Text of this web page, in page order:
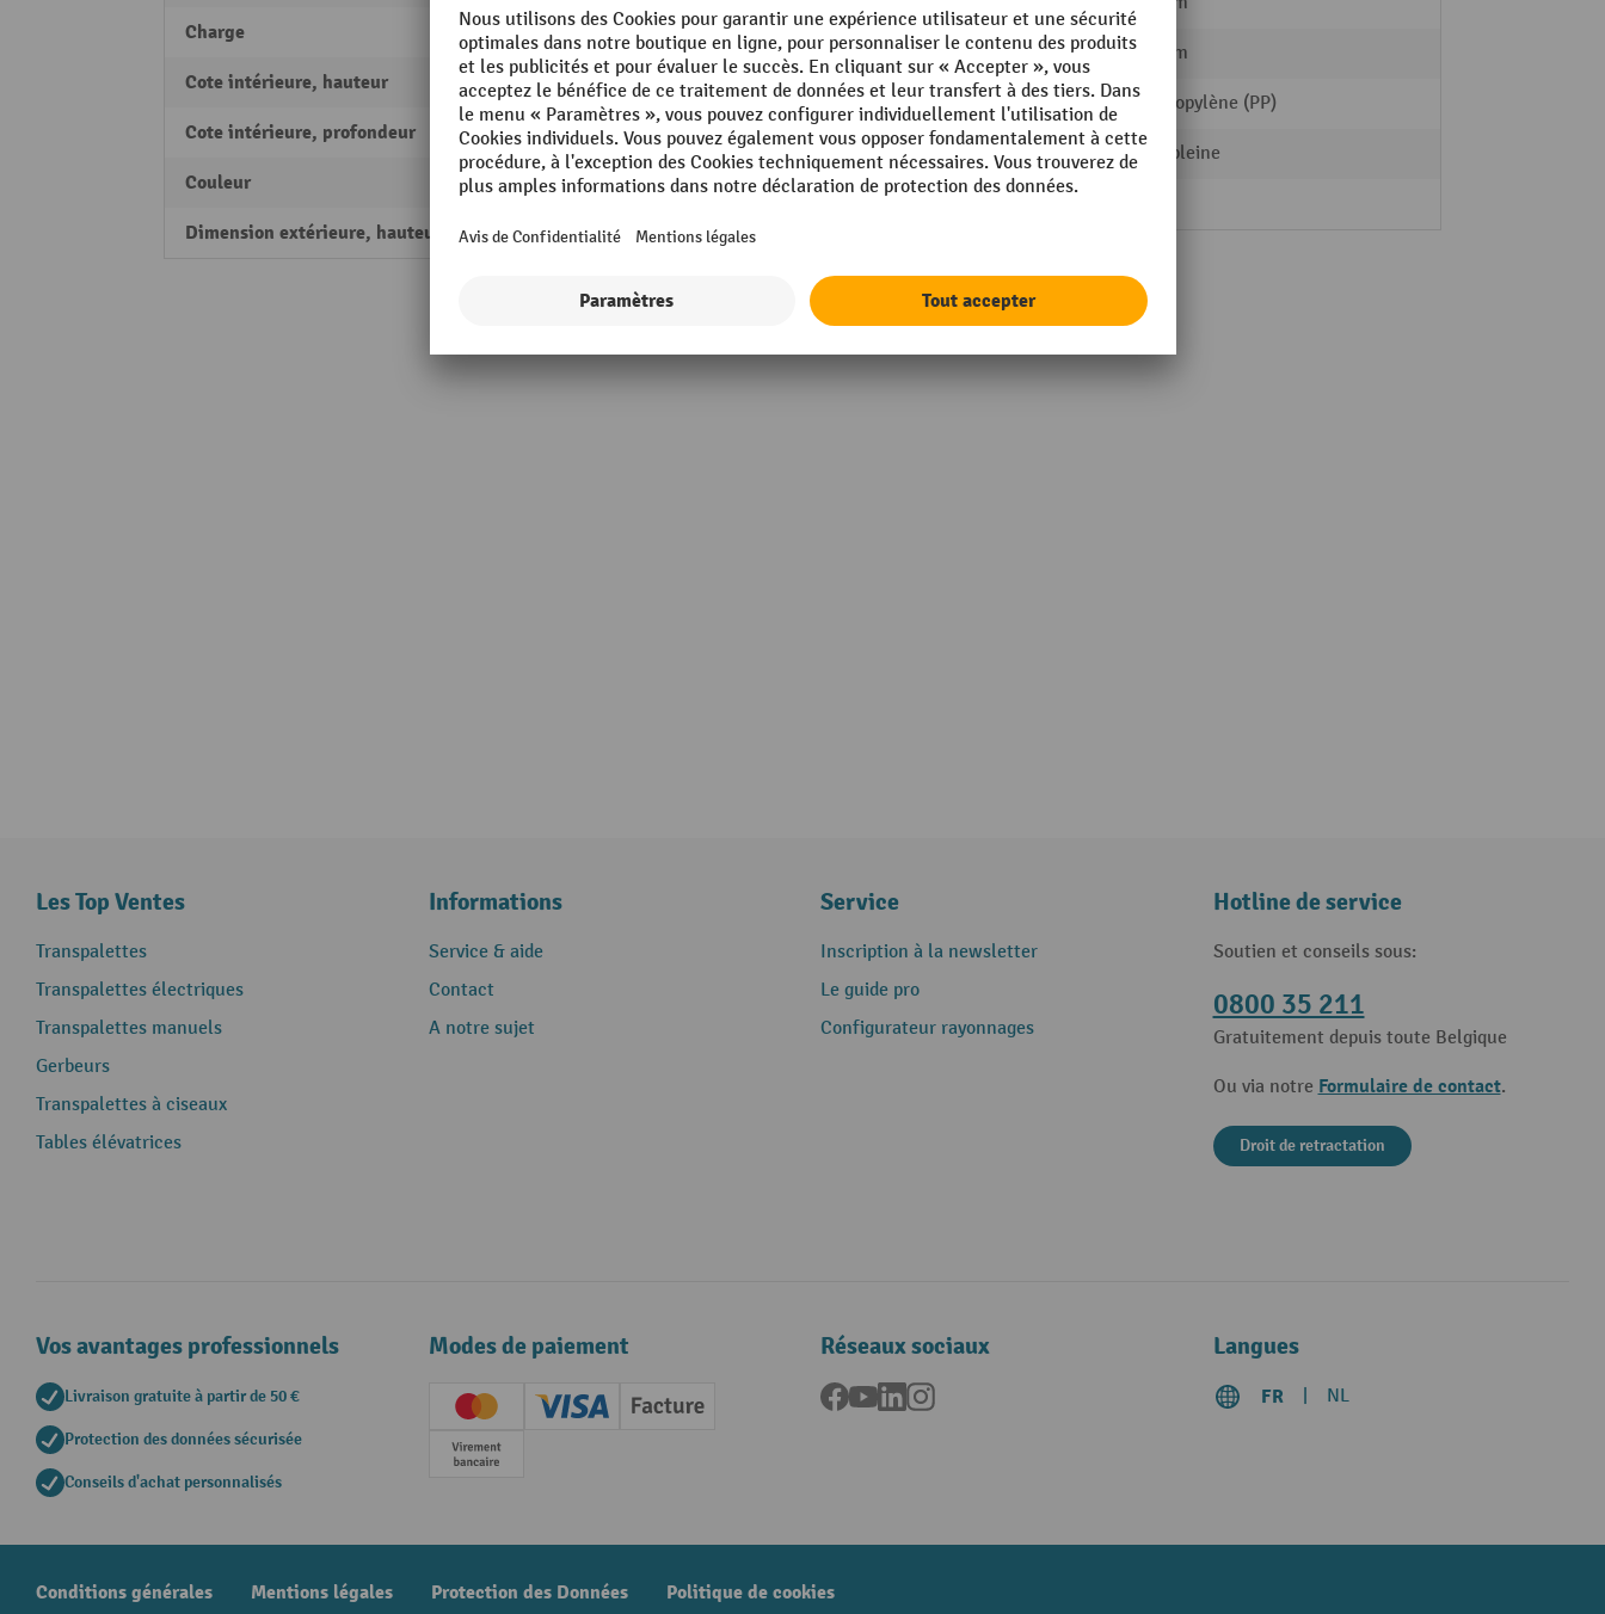
Charge 2000 kg
Cote intérieure, hauteur 690 mm
Cote intérieure, profondeur 725 mm
Couleur gris
Dimension extérieure, hauteur 850 mm
Hauteur libre 115 mm
Matériau Polypropylène (PP)
Parois, exécution Paroi pleine
Afficher tous les détails techniques
Les Top Ventes
Transpalettes
Transpalettes électriques
Transpalettes manuels
Gerbeurs
Transpalettes à ciseaux
Tables élévatrices
Informations
Service & aide
Contact
A notre sujet
Service
Inscription à la newsletter
Le guide pro
Configurateur rayonnages
Hotline de service
Soutien et conseils sous:
0800 35 211
Gratuitement depuis toute Belgique
Ou via notre Formulaire de contact.
Droit de retractation
Vos avantages professionnels
Livraison gratuite à partir de 50 €
Protection des données sécurisée
Conseils d'achat personnalisés
Modes de paiement
Creditcard (Master)Creditcard (Visa)
Facture
Paiement anticipé
Réseaux sociaux
Facebook
YouTubeLinkedInInstagram
Langues
FR NL
Conditions générales Mentions légales Protection des Données Politique de cookies